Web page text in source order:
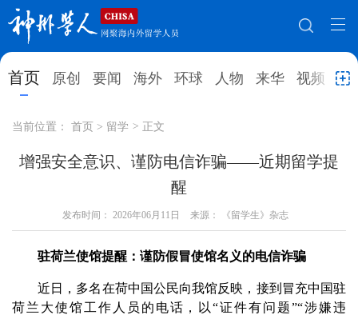
首页 原创 要闻 海外 环球 人物 来华 视频 教
网站地图
首页 原创
环球 人物 来华 视频
综合 深度 专题 实用信息
招聘信息 更多数据
当前位置： 首页 > 留学 > 正文
增强安全意识、谨防电信诈骗——近期留学提
醒
发布时间： 2026年06月11日 来源： 《留学生》杂志
驻荷兰使馆提醒：谨防假冒使馆名义的电信诈骗
近日，多名在荷中国公民向我馆反映，接到冒充中国驻
荷兰大使馆工作人员的电话，以“证件有问题”“涉嫌违